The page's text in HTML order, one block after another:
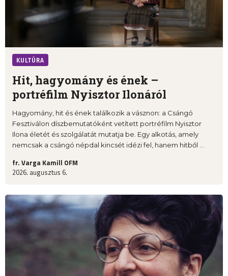
KULTÚRA
Hit, hagyomány és ének –
portréfilm Nyisztor Ilonáról
Hagyomány, hit és ének találkozik a vásznon: a Csángó
Fesztiválon díszbemutatóként vetített portréfilm Nyisztor
Ilona életét és szolgálatát mutatja be. Egy alkotás, amely
nemcsak a csángó népdal kincsét idézi fel, hanem hitből ...
fr. Varga Kamill OFM
2026. augusztus 6.